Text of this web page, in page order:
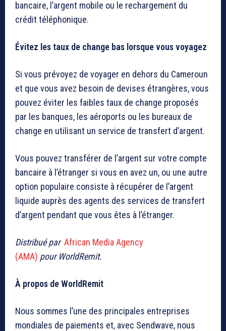
bancaire, l’argent mobile ou le rechargement du
crédit téléphonique.
Évitez les taux de change bas lorsque vous voyagez
Si vous prévoyez de voyager en dehors du Cameroun
et que vous avez besoin de devises étrangères, vous
pouvez éviter les faibles taux de change proposés
par les banques, les aéroports ou les bureaux de
change en utilisant un service de transfert d’argent.
Vous pouvez transférer de l’argent sur votre compte
bancaire à l’étranger si vous en avez un, ou une autre
option populaire consiste à récupérer de l’argent
liquide auprès des agents des services de transfert
d’argent pendant que vous êtes à l’étranger.
Distribué par African Media Agency
(AMA) pour WorldRemit.
À propos de WorldRemit
Nous sommes l’une des principales entreprises
mondiales de paiements et, avec Sendwave, nous